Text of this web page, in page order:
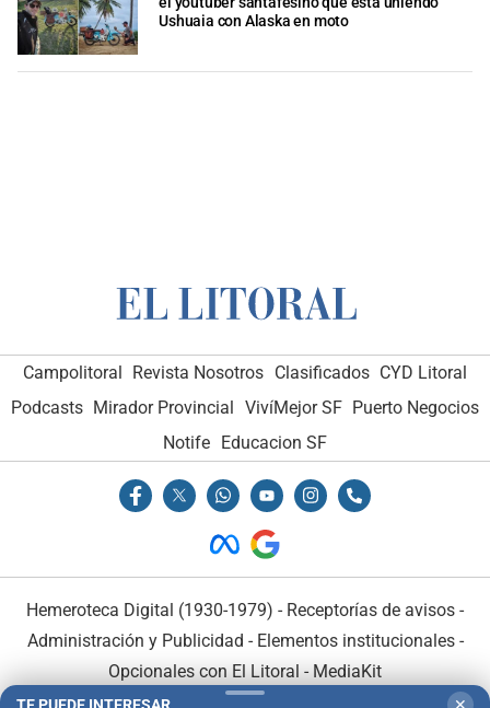
Ushuaia con Alaska en moto
Campolitoral Revista Nosotros Clasificados CYD Litoral
Podcasts Mirador Provincial VivíMejor SF Puerto Negocios
Notife Educacion SF
Hemeroteca Digital (1930-1979) - Receptorías de avisos -
Administración y Publicidad - Elementos institucionales-
Opcionales con El Litoral - MediaKit